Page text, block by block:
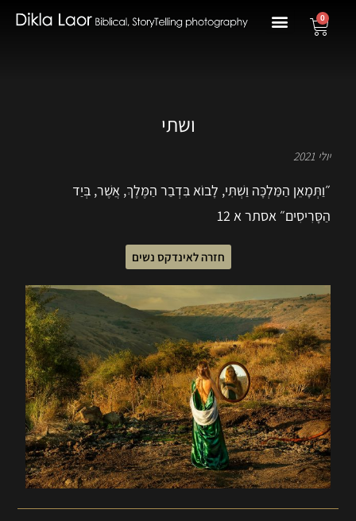
0
ושתי
יולי 2021
״וַתְּמָאֵן הַמַּלְכָּה וַשְׁתִּי, לָבוֹא בִּדְבַר הַמֶּלֶךְ, אֲשֶׁר, בְּיַד
הַסָּרִיסִים״ אסתר א 12
חזרה לאינדקס נשים